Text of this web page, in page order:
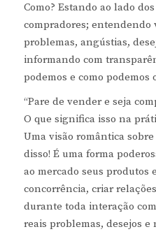
Como? Estando ao lado
compradores; entendendo
problemas, angústias,
informando com
podemos e como podemos
“Pare de vender e seja
O que significa isso na
Uma visão romântica
disso! É uma forma
ao mercado seus produtos
concorrência, criar
durante toda interação
reais problemas, desejos e